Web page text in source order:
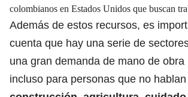
colombianos en Estados Unidos que buscan
Además de estos recursos, es
cuenta que hay una serie de
una gran demanda de mano de obra
incluso para personas que no